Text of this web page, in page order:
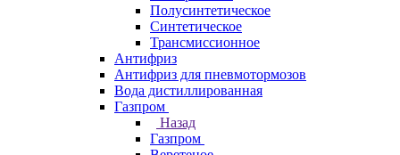
Полусинтетическое
Синтетическое
Трансмиссионное
Антифриз
Антифриз для пневмотормозов
Вода дистиллированная
Газпром
Назад
Газпром